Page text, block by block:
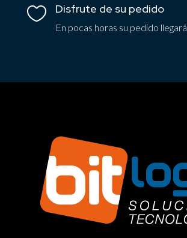
 Disfrute de su pedido
En pocas horas su pedido llegará